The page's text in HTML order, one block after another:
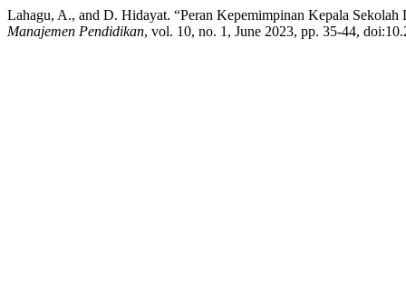
Lahagu, A., and D. Hidayat. “Peran Kepemimpinan Kepala
Manajemen Pendidikan, vol. 10, no. 1, June 2023, pp. 35-44,